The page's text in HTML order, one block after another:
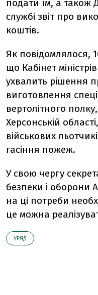
подати їм, а також
службі звіт про
коштів.
Як повідомлялося,
що Кабінет
ухвалить рішення
виготовлення
вертолітного
Херсонській
військових
гасіння пожеж.
У свою чергу
безпеки і оборони
на ці потреби
це можна
УРЯД